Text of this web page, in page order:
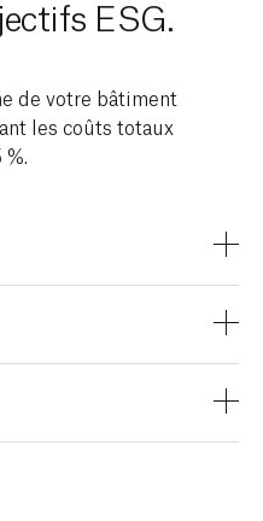
ESG.
de votre bâtiment
les coûts totaux
adaptés à votre
climatiques et
certification des